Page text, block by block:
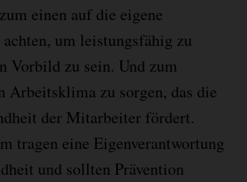
einen auf die eigene
um leistungsfähig zu
Vorbild zu sein. Und zum
Arbeitsklima zu sorgen, das die
der Mitarbeiter fördert.
tragen eine Eigenverantwortung
und sollten Prävention